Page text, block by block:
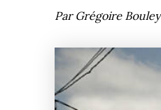
Par Grégoire Bouley